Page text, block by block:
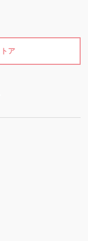
ア